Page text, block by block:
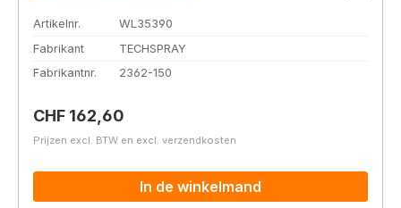
Artikelnr.
WL35390
Fabrikant
TECHSPRAY
Fabrikantnr.
2362-150
Normale prijs:
CHF 162,60
Prijzen excl. BTW en excl. verzendkosten
In de winkelmand